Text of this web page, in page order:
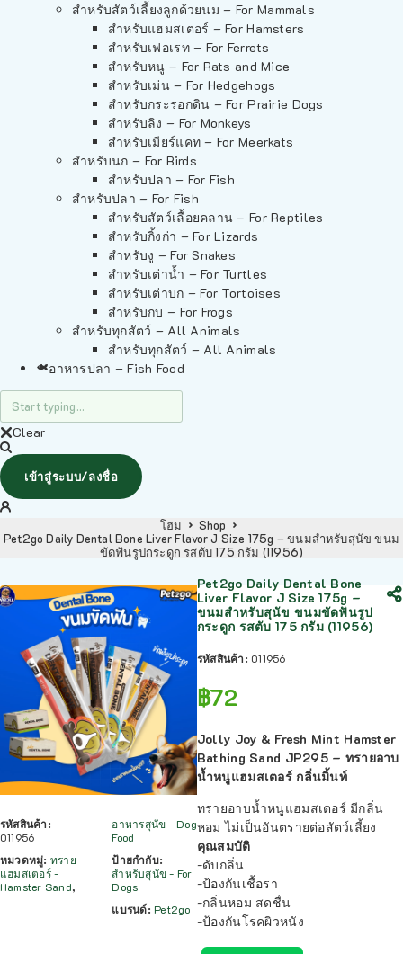
สำหรับสัตว์เลี้ยงลูกด้วยนม – For Mammals
สำหรับแฮมสเตอร์ – For Hamsters
สำหรับเฟอเรท – For Ferrets
สำหรับหนู – For Rats and Mice
สำหรับเม่น – For Hedgehogs
สำหรับกระรอกดิน – For Prairie Dogs
สำหรับลิง – For Monkeys
สำหรับเมียร์แคท – For Meerkats
สำหรับนก – For Birds
สำหรับปลา – For Fish
สำหรับปลา – For Fish
สำหรับสัตว์เลื้อยคลาน – For Reptiles
สำหรับกิ้งก่า – For Lizards
สำหรับงู – For Snakes
สำหรับเต่าน้ำ – For Turtles
สำหรับเต่าบก – For Tortoises
สำหรับกบ – For Frogs
สำหรับทุกสัตว์ – All Animals
สำหรับทุกสัตว์ – All Animals
อาหารปลา – Fish Food
Clear
เข้าสู่ระบบ/ลงชื่อ
โฮม
Shop
Pet2go Daily Dental Bone Liver Flavor J Size 175g – ขนมสำหรับสุนัข ขนม
ขัดฟันรูปกระดูก รสตับ 175 กรัม (11956)
รหัสสินค้า:
011956
หมวดหมู่: ทราย
แฮมสเตอร์ -
Hamster Sand,
อาหารสุนัข - Dog
Food
ป้ายกำกับ:
สำหรับสุนัข - For
Dogs
แบรนด์: Pet2go
Pet2go Daily Dental Bone
Liver Flavor J Size 175g –
ขนมสำหรับสุนัข ขนมขัดฟันรูป
กระดูก รสตับ 175 กรัม (11956)
รหัสสินค้า: 011956
฿72
Jolly Joy & Fresh Mint Hamster
Bathing Sand JP295 – ทรายอาบ
น้ำหนูแฮมสเตอร์ กลิ่นมิ้นท์
ทรายอาบน้ำหนูแฮมสเตอร์ มีกลิ่น
หอม ไม่เป็นอันตรายต่อสัตว์เลี้ยง
คุณสมบัติ
-ดับกลิ่น
-ป้องกันเชื้อรา
-กลิ่นหอม สดชื่น
-ป้องกันโรคผิวหนัง